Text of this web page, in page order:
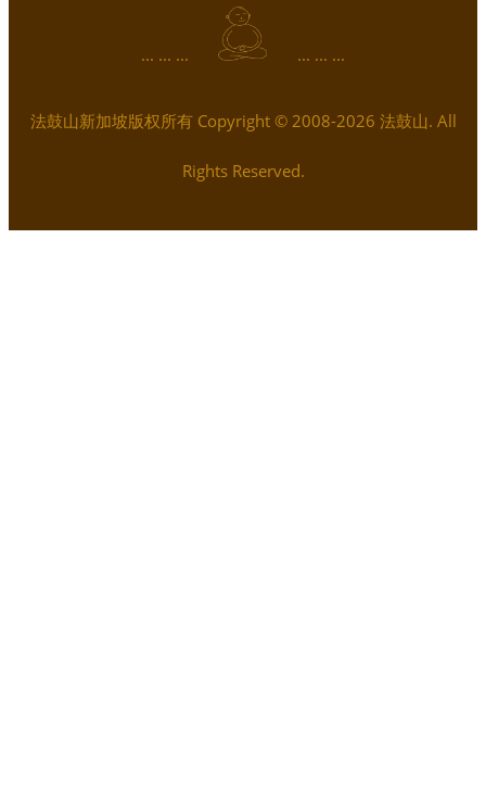
... ... ... ... ... ...
法鼓山新加坡版权所有 Copyright © 2008-2026 法鼓山. All
Rights Reserved.